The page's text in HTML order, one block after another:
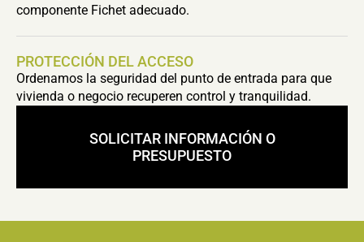
componente Fichet adecuado.
PROTECCIÓN DEL ACCESO
Ordenamos la seguridad del punto de entrada para que
vivienda o negocio recuperen control y tranquilidad.
SOLICITAR INFORMACIÓN O
PRESUPUESTO